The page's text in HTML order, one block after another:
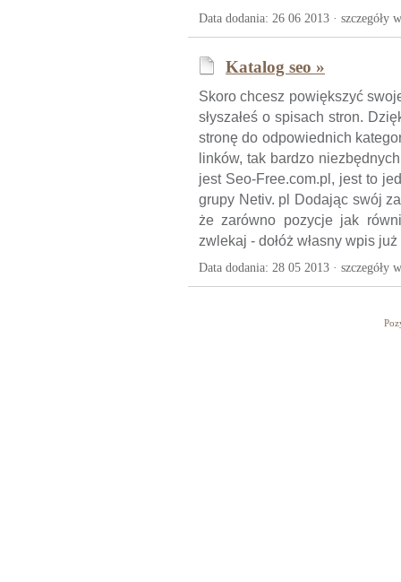
Data dodania: 26 06 2013 · szczegóły
Katalog seo »
Skoro chcesz powiększyć
słyszałeś o spisach stron.
stronę do odpowiednich
linków, tak bardzo
jest Seo-Free.com.pl, jest to
grupy Netiv. pl Dodając swój
że zarówno pozycje jak
zwlekaj - dołóż własny wpis
Data dodania: 28 05 2013 · szczegóły